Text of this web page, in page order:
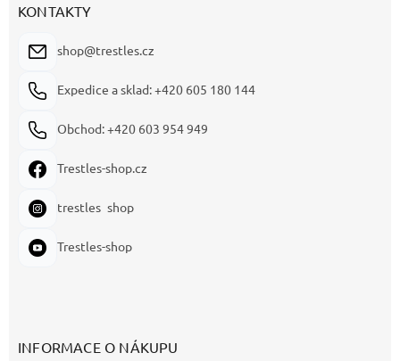
KONTAKTY
shop@trestles.cz
Expedice a sklad: +420 605 180 144
Obchod: +420 603 954 949
Trestles-shop.cz
trestles_shop
Trestles-shop
INFORMACE O NÁKUPU